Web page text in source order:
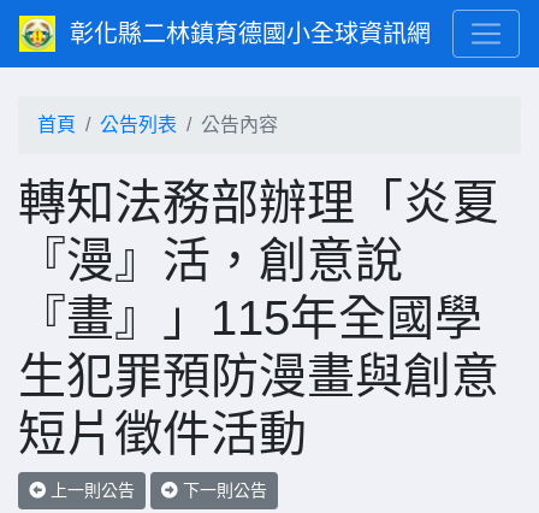
彰化縣二林鎮育德國小全球資訊網
首頁 公告列表 公告內容
轉知法務部辦理「炎夏
『漫』活，創意說
『畫』」115年全國學
生犯罪預防漫畫與創意
短片徵件活動
上一則公告 下一則公告